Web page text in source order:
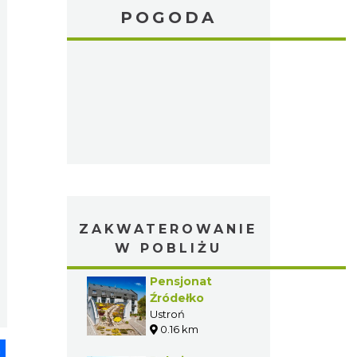
POGODA
ZAKWATEROWANIE
W POBLIŻU
Pensjonat
Źródełko
Ustroń
0.16 km